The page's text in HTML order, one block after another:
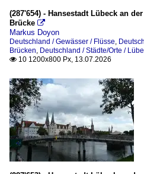
(287'654) - Hansestadt Lübeck an
Brücke 
Markus Doyon
Deutschland / Gewässer / Flüsse,
Brücken, Deutschland / Städte/Orte /
 10 1200x800 Px, 13.07.2026